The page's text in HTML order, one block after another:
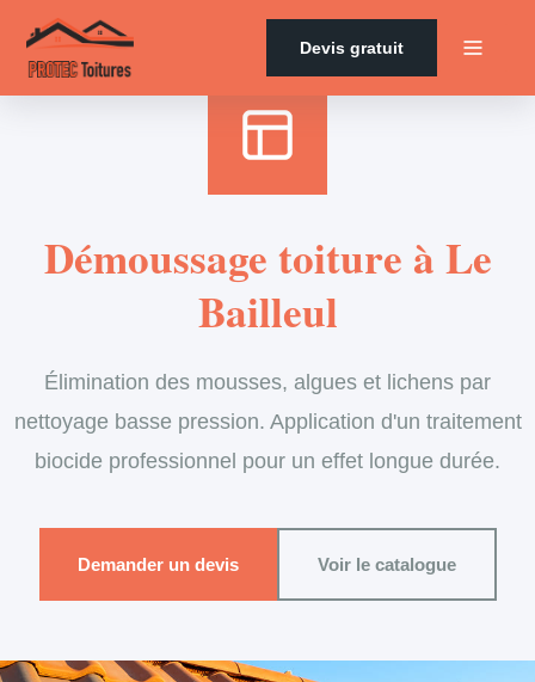
Devis gratuit
Démoussage toiture à Le
Bailleul
Élimination des mousses, algues et lichens par
nettoyage basse pression. Application d'un traitement
biocide professionnel pour un effet longue durée.
Demander un devis Voir le catalogue